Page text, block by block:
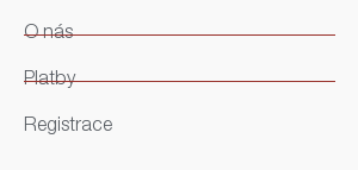
O nás
Platby
Registrace